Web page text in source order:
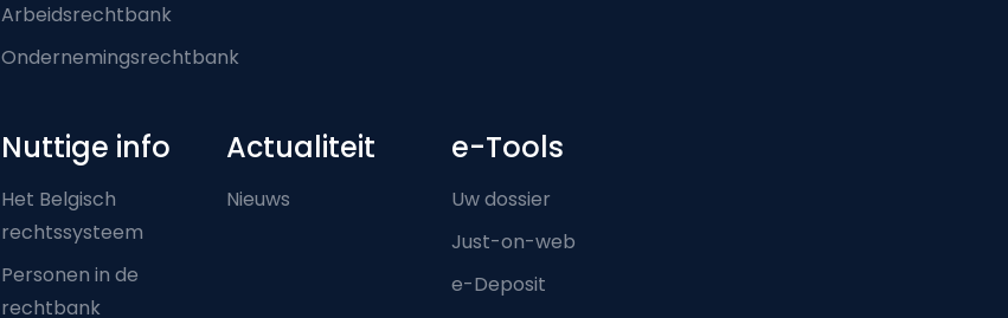
Arbeidsrechtbank
Ondernemingsrechtbank
Nuttige info
Het Belgisch
rechtssysteem
Personen in de
rechtbank
Actualiteit
Nieuws
e-Tools
Uw dossier
Just-on-web
e-Deposit